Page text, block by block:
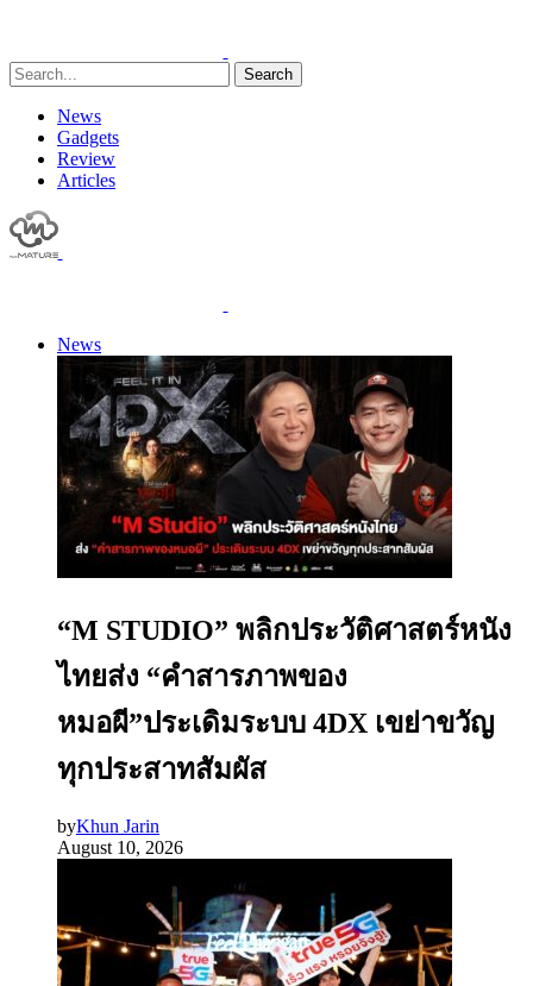
Search
News
Gadgets
Review
Articles
News
“M STUDIO” พลิกประวัติศาสตร์หนัง
ไทยส่ง “คำสารภาพของ
หมอผี”ประเดิมระบบ 4DX เขย่าขวัญ
ทุกประสาทสัมผัส
byKhun Jarin
August 10, 2026